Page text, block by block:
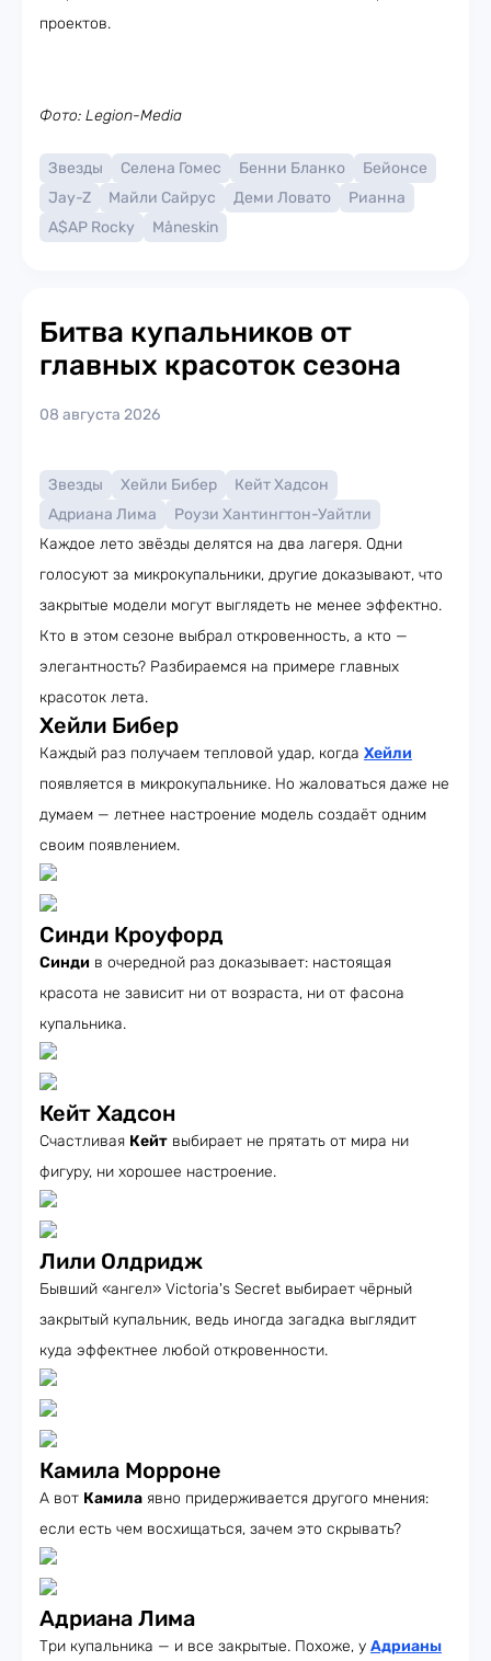
проектов.
Фото: Legion-Media
Звезды Селена Гомес Бенни Бланко
Бейонсе
Jay-Z
Майли Сайрус Деми Ловато
Рианна
A$AP Rocky
Måneskin
Битва купальников от
главных красоток сезона
08 августа 2026
Звезды Хейли Бибер
Кейт Хадсон
Адриана Лима
Роузи Хантингтон-Уайтли
Каждое лето звёзды делятся на два лагеря. Одни
голосуют за микрокупальники, другие доказывают, что
закрытые модели могут выглядеть не менее эффектно.
Кто в этом сезоне выбрал откровенность, а кто —
элегантность? Разбираемся на примере главных
красоток лета.
Хейли Бибер
Каждый раз получаем тепловой удар, когда Хейли
появляется в микрокупальнике. Но жаловаться даже не
думаем — летнее настроение модель создаёт одним
своим появлением.
Синди Кроуфорд
Синди в очередной раз доказывает: настоящая
красота не зависит ни от возраста, ни от фасона
купальника.
Кейт Хадсон
Счастливая Кейт выбирает не прятать от мира ни
фигуру, ни хорошее настроение.
Лили Олдридж
Бывший «ангел» Victoria's Secret выбирает чёрный
закрытый купальник, ведь иногда загадка выглядит
куда эффектнее любой откровенности.
Камила Морроне
А вот Камила явно придерживается другого мнения:
если есть чем восхищаться, зачем это скрывать?
Адриана Лима
Три купальника — и все закрытые. Похоже, у Адрианы